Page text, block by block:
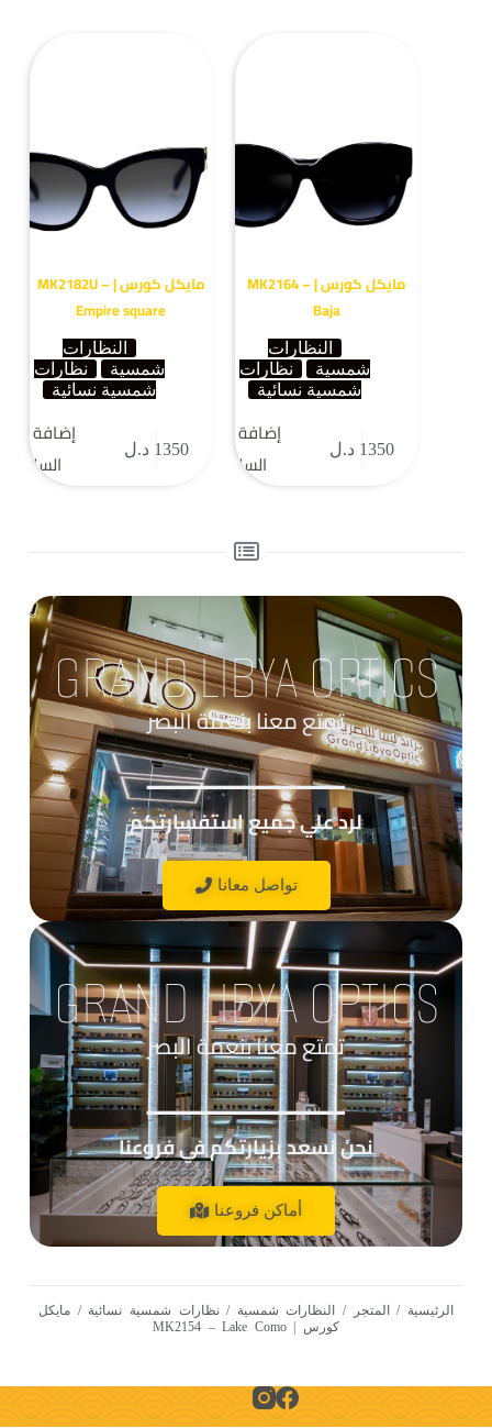
مايكل كورس | MK2164 –
Baja
النظارات
شمسية
نظارات
شمسية نسائية
1350 د.ل
إضافة إلى
السلة
مايكل كورس | MK2182U –
Empire square
النظارات
شمسية
نظارات
شمسية نسائية
1350 د.ل
إضافة إلى
السلة
GRAND LIBYA OPTICS
تمتع معنا بنعمة البصر
____________
نحن نسعد بزيارتكم في فروعنا
أماكن فروعنا
GRAND LIBYA OPTICS
تمتع معنا بنعمة البصر
____________
لرد علي جميع استفسارتكم
تواصل معانا
الرئيسية /المتجر / النظارات شمسية /نظارات شمسية نسائية / مايكل
كورس | MK2154 – Lake Como